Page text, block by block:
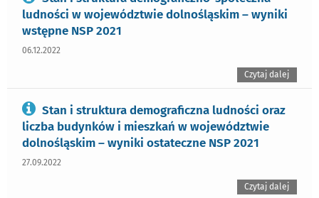
ludności w województwie dolnośląskim – wyniki
wstępne NSP 2021
06.12.2022
Czytaj dalej
Stan i struktura demograficzna ludności oraz
liczba budynków i mieszkań w województwie
dolnośląskim – wyniki ostateczne NSP 2021
27.09.2022
Czytaj dalej